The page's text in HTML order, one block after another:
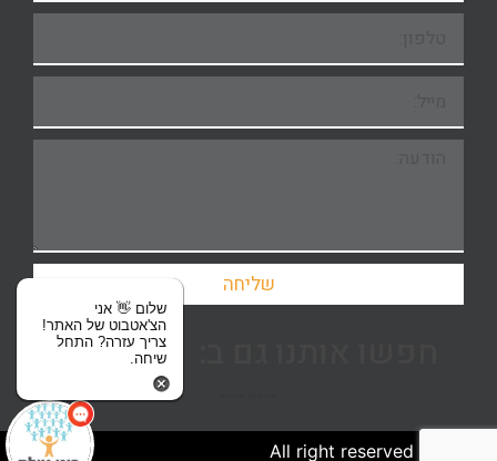
שליחה
שלום 👋 אני
הצ'אטבוט של האתר!
צריך עזרה? התחל
שיחה.